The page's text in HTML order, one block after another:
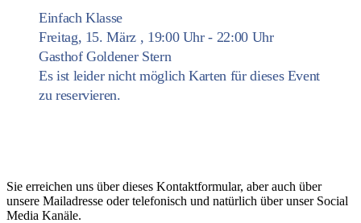
Einfach Klasse
Freitag, 15. März , 19:00 Uhr - 22:00 Uhr
Gasthof Goldener Stern
Es ist leider nicht möglich Karten für dieses Event
zu reservieren.
Sie erreichen uns über dieses Kontaktformular, aber auch über
unsere Mailadresse oder telefonisch und natürlich über unser Social
Media Kanäle.